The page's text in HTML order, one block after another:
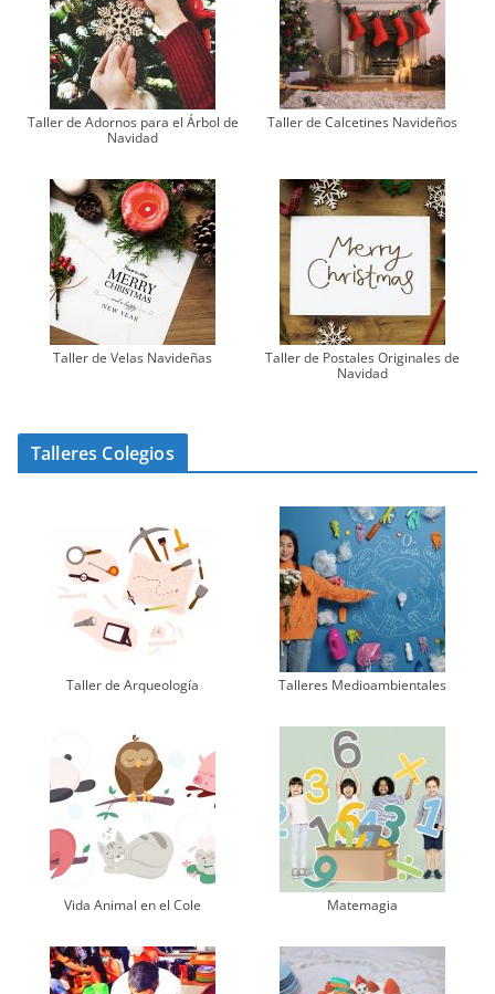
Taller de Adornos para el Árbol de
Navidad
Taller de Calcetines Navideños
Taller de Velas Navideñas
Taller de Postales Originales de
Navidad
Talleres Colegios
Taller de Arqueología Talleres Medioambientales
Vida Animal en el Cole Matemagia